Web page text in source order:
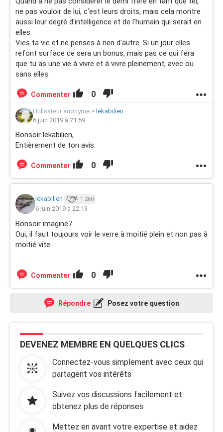
ne pas vouloir de lui, c'est leurs droits, mais cela montre
aussi leur degré d'intelligence et de l'humain qui serait en
elles.
Vies ta vie et ne penses à rien d'autre. Si un jour elles
refont surface ce sera un bonus, mais pas ce qui fera
que tu as une vie à vivre et à vivre pleinement, avec ou
sans elles.
Commenter 0
Utilisateur anonyme > lekabilien
6 juin 2019 à 21:59
Bonsoir lekabilien,
Entièrement de ton avis.
Commenter 0
lekabilien 1 260
6 juin 2019 à 22:13
Bonsoir imagine7
Oui, il faut toujours voir le verre à moitié plein et non pas à
moitié vite.
Commenter 0
Répondre Posez votre question
DEVENEZ MEMBRE EN QUELQUES CLICS
Connectez-vous simplement avec ceux qui
partagent vos intérêts
Suivez vos discussions facilement et
obtenez plus de réponses
Mettez en avant votre expertise et aidez